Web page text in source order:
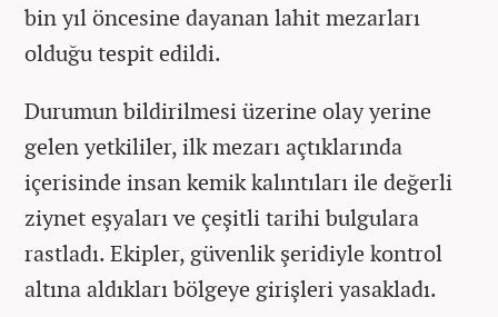
bin yıl öncesine dayanan lahit mezarları
olduğu tespit edildi.
Durumun bildirilmesi üzerine olay yerine
gelen yetkililer, ilk mezarı açtıklarında
içerisinde insan kemik kalıntıları ile değerli
ziynet eşyaları ve çeşitli tarihi bulgulara
rastladı. Ekipler, güvenlik şeridiyle kontrol
altına aldıkları bölgeye girişleri yasakladı.